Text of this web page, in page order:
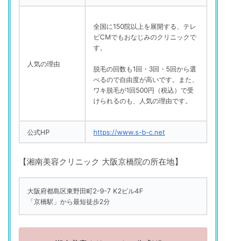
人気の理由
全国に150院以上を展開する、テレ
ビCMでもおなじみのクリニックで
す。
脱毛の回数も1回・3回・5回から選
べるので自由度が高いです。
また、
ワキ脱毛が1回500円（税込）で受
けられるのも、人気の理由です。
公式HP https://www.s-b-c.net
【湘南美容クリニック 大阪京橋院の所在地】
大阪府都島区東野田町2-9-7 K2ビル4F
「京橋駅」から最短徒歩2分